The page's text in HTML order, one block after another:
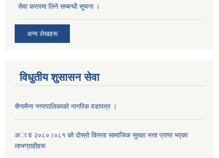
सेवा करारमा लिने सम्बन्धी सूचना ।
अन्य लेखहरू
विधुतीय शुसासन सेवा
सैनामैना नगरपालिकाकाे नागरिक वडापत्र ।
अा व २०८०।०८१ काे दाेस्राे किस्ता सामाजिक सुरक्षा भत्ता प्राप्त भएका
लाभग्राहीहरू